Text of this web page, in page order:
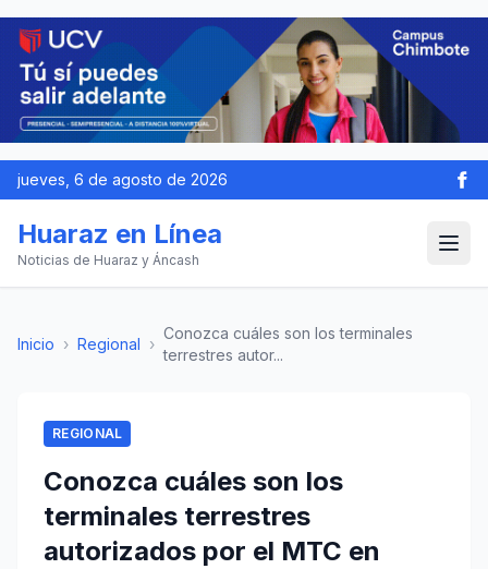
jueves, 6 de agosto de 2026
Huaraz en Línea
Noticias de Huaraz y Áncash
Inicio › Regional ›
Conozca cuáles son los terminales
terrestres autor...
REGIONAL
Conozca cuáles son los
terminales terrestres
autorizados por el MTC en